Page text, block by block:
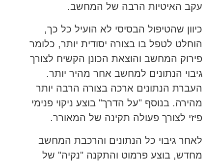
עקב האיטיות הרבה של המחשב.
כיוון שהטיפול הבסיסי לא הועיל כל כך,
הוחלט לטפל בו בצורה יסודית יותר, כלומר
פירוק המחשב והוצאת הכונן הקשיח לצורך
גיבוי הנתונים למחשב אחר מהיר יותר.
העברת הנתונים ארכה בצורה הרבה יותר
מהירה. בנוסף "על הדרך" בוצע ניקוי פנימי
פיזי לצורך פעולה תקינה של המאורר.
לאחר גיבוי כל הנתונים והרכבת המחשב
מחדש, בוצע פרמוט והתקנה "נקיה" של